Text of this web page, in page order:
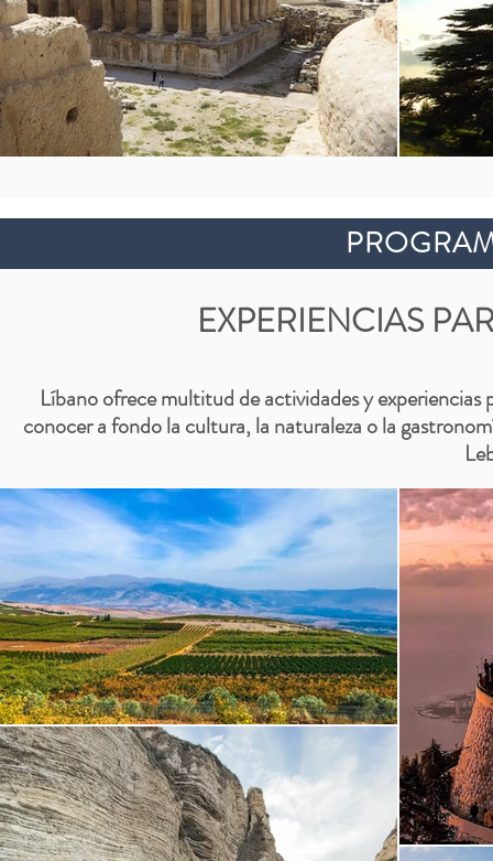
EXPERIENCIAS
Líbano ofrece multitud de actividades y experiencias
conocer a fondo la cultura, la naturaleza o la